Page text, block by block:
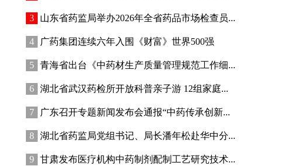
山东省药监局举办2026年全省药品市场检查员...
广药集团连续六年入围《财富》世界500强
青海省出台《中药材生产质量管理规范工作细...
湖北省武汉药检所开放科普亲子游 12组家庭...
广东召开专题新闻发布会通报“中药传承创新...
湖北省药监局党组书记、局长潘年松赴华中分...
甘肃发布医疗机构中药制剂配制工艺研究技术...